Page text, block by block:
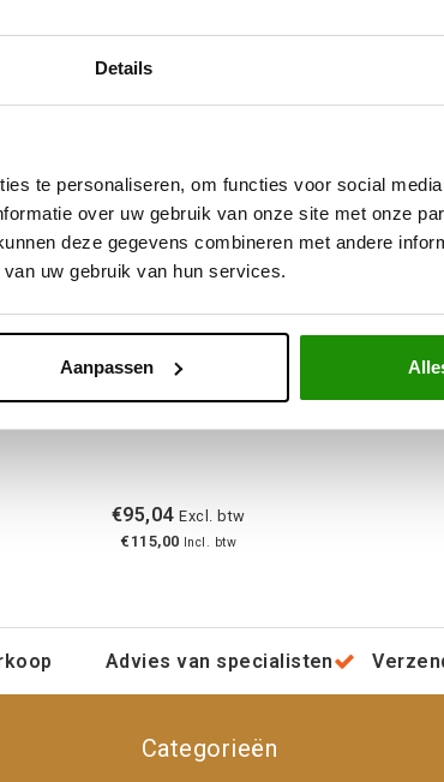
Details
te personaliseren, om functies voor social
over uw gebruik van onze site met onze
deze gegevens combineren met andere
uw gebruik van hun services.
Aanpassen
15x10 ET-44
€95,04 Excl. btw
€115,00 Incl. btw
Advies van specialisten
Categorieën